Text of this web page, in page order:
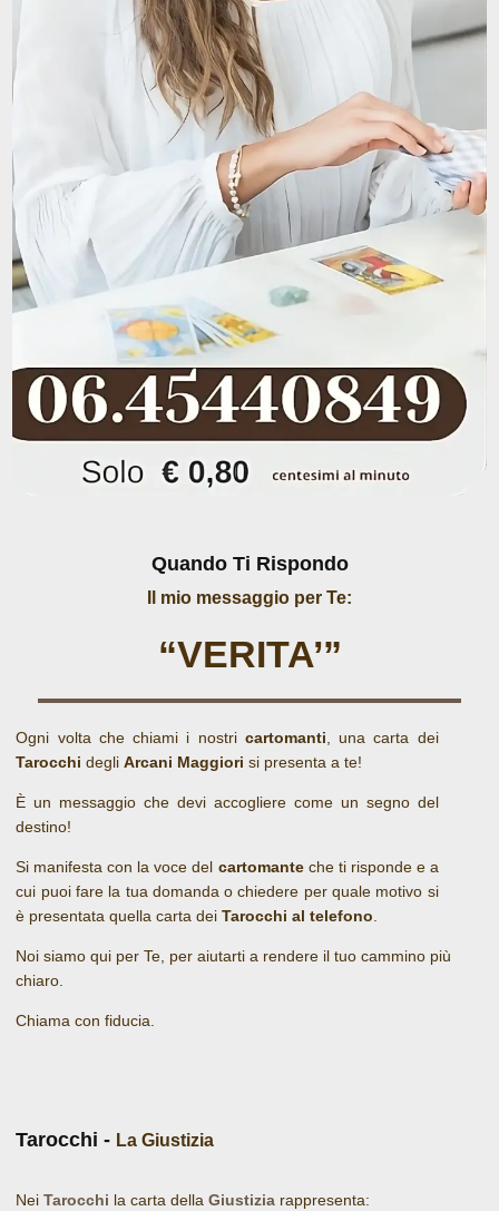
Quando Ti Rispondo
Il mio messaggio per Te:
“VERITA’”
Ogni volta che chiami i nostri cartomanti, una carta dei
Tarocchi degliArcani Maggiori si presenta a te!
È un messaggio che devi accogliere come un segno del
destino!
Si manifesta con la voce del cartomanteche ti risponde e a
cui puoi fare la tua domanda o chiedere per quale motivo si
è presentata quella carta deiTarocchi al telefono.
Noi siamo qui per Te, per aiutarti a rendere il tuo cammino più
chiaro.
Chiama con fiducia.
Tarocchi - La Giustizia
NeiTarocchi la carta dellaGiustizia rappresenta: